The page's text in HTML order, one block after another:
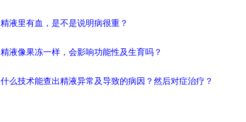
精液里有血，是不是说明病很重？
精液像果冻一样，会影响功能性及生育吗？
什么技术能查出精液异常及导致的病因？然后对症治疗？